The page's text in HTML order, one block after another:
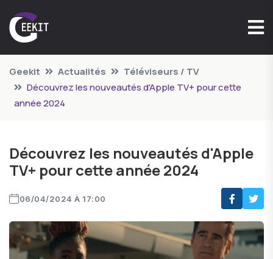
Geekit Actualités
Téléviseurs / TV
Découvrez les nouveautés d'Apple TV+ pour cette
année 2024
Découvrez les nouveautés d'Apple
TV+ pour cette année 2024
06/04/2024 À 17:00